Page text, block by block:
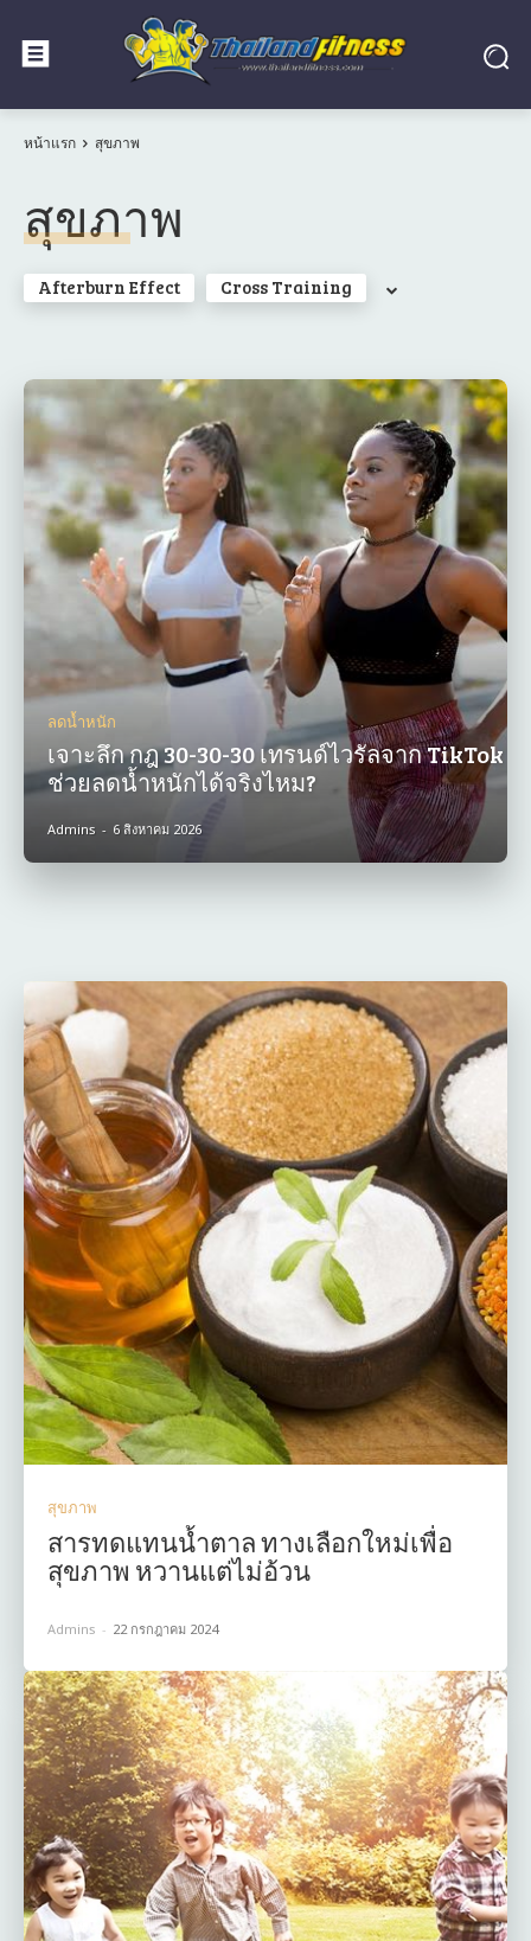
หน้าแรก สุขภาพ
สุขภาพ
Afterburn Effect Cross Training
ลดน้ำหนัก
เจาะลึก กฎ 30-30-30 เทรนด์ไวรัลจาก TikTok
ช่วยลดน้ำหนักได้จริงไหม?
Admins - 6 สิงหาคม 2026
สุขภาพ
สารทดแทนน้ำตาล ทางเลือกใหม่เพื่อ
สุขภาพ หวานแต่ไม่อ้วน
Admins - 22 กรกฎาคม 2024